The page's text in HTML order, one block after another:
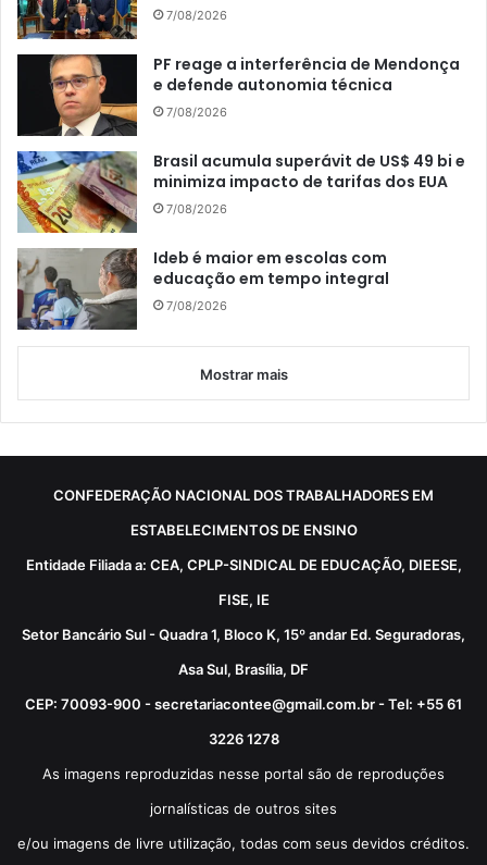
7/08/2026
PF reage a interferência de Mendonça
e defende autonomia técnica
7/08/2026
Brasil acumula superávit de US$ 49 bi e
minimiza impacto de tarifas dos EUA
7/08/2026
Ideb é maior em escolas com
educação em tempo integral
7/08/2026
Mostrar mais
CONFEDERAÇÃO NACIONAL DOS TRABALHADORES EM
ESTABELECIMENTOS DE ENSINO
Entidade Filiada a: CEA, CPLP-SINDICAL DE EDUCAÇÃO, DIEESE,
FISE, IE
Setor Bancário Sul - Quadra 1, Bloco K, 15º andar Ed. Seguradoras,
Asa Sul, Brasília, DF
CEP: 70093-900 - secretariacontee@gmail.com.br - Tel: +55 61
3226 1278
As imagens reproduzidas nesse portal são de reproduções
jornalísticas de outros sites
e/ou imagens de livre utilização, todas com seus devidos créditos.